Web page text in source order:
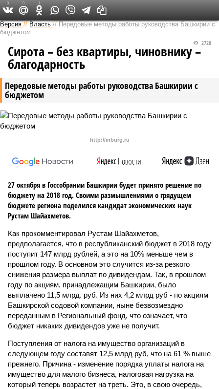
Версия в Башкирии
Версия //Власть //Передовые методы работы руководства Башкирии с
бюджетом
Передовые методы работы руководства Башкирии с
бюджетом
2720
Сирота – без квартиры, чиновнику –
благодарность
http://inburg.ru
27 октября в Госсобрании Башкирии будет принято решение по
бюджету на 2018 год. Своими размышлениями о грядущем
бюджете региона поделился кандидат экономических наук
Рустам Шайахметов.
Как прокомментировал Рустам Шайахметов,
предполагается, что в республиканский бюджет в 2018 году
поступит 147 млрд рублей, а это на 10% меньше чем в
прошлом году. В основном это случится из-за резкого
снижения размера выплат по дивидендам. Так, в прошлом
году по акциям, принадлежащим Башкирии, было
выплачено 11,5 млрд. руб. Из них 4,2 млрд руб - по акциям
Башкирской содовой компании, ныне безвозмездно
переданным в Региональный фонд, что означает, что
бюджет никаких дивидендов уже не получит.
Поступления от налога на имущество организаций в
следующем году составят 12,5 млрд руб, что на 61 % выше
прежнего. Причина - изменение порядка уплаты налога на
имущество для малого бизнеса, налоговая нагрузка на
который теперь возрастет на треть. Это, в свою очередь,
0 0 1